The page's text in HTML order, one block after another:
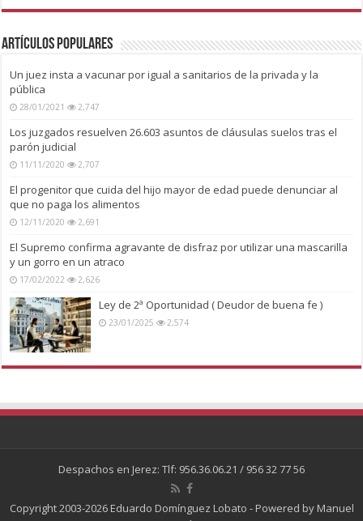
Artículos Populares
Un juez insta a vacunar por igual a sanitarios de la privada y la
pública
28/01/2021 2,747
Los juzgados resuelven 26.603 asuntos de cláusulas suelos tras el
parón judicial
11/11/2020 2,707
El progenitor que cuida del hijo mayor de edad puede denunciar al
que no paga los alimentos
12/11/2020 2,691
El Supremo confirma agravante de disfraz por utilizar una mascarilla
y un gorro en un atraco
17/02/2022 2,626
Ley de 2ª Oportunidad ( Deudor de buena fe )
23/01/2025 2,574
Despachos en Jerez: Tlf: 956.36.06.21 / 956 32 77 56
Copyright 2003-2026 Eduardo Domínguez Lobato - Powered by Manuel